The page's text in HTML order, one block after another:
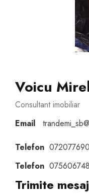
Voicu
Consultant imobiliar
Email
Telefon
Telefon
Trimite mesaj